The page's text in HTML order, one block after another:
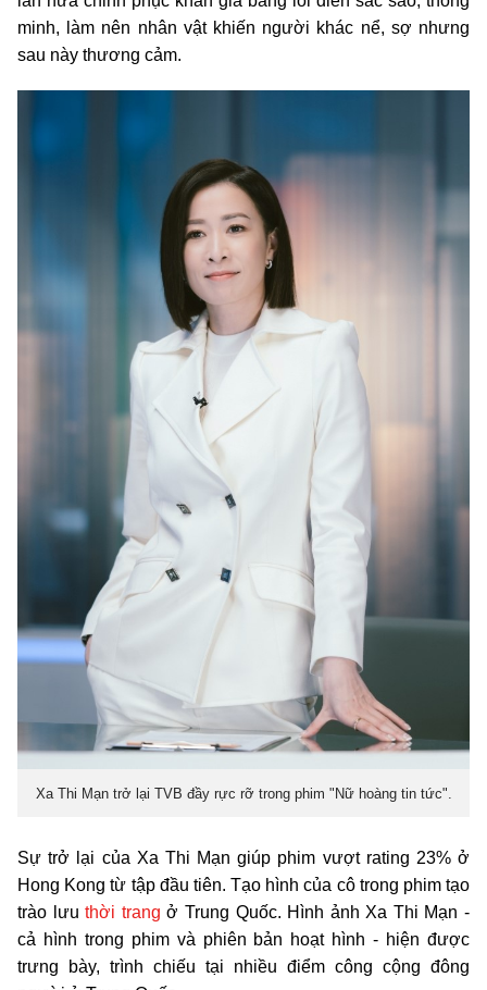
minh, làm nên nhân vật khiến người khác nể, sợ nhưng
sau này thương cảm.
Xa Thi Mạn trở lại TVB đầy rực rỡ trong phim "Nữ hoàng tin tức".
Sự trở lại của Xa Thi Mạn giúp phim vượt rating 23% ở
Hong Kong từ tập đầu tiên. Tạo hình của cô trong phim tạo
trào lưuthời trang ở Trung Quốc. Hình ảnh Xa Thi Mạn -
cả hình trong phim và phiên bản hoạt hình - hiện được
trưng bày, trình chiếu tại nhiều điểm công cộng đông